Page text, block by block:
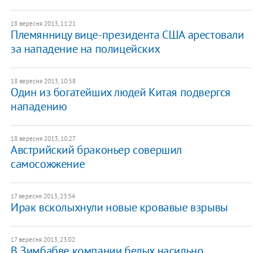
18 вересня 2013, 11:21
Племянницу вице-президента США арестовали
за нападение на полицейских
18 вересня 2013, 10:58
Один из богатейших людей Китая подвергся
нападению
18 вересня 2013, 10:27
​Австрийский браконьер совершил
самосожжение
17 вересня 2013, 23:54
Ирак всколыхнули новые кровавые взрывы
17 вересня 2013, 23:02